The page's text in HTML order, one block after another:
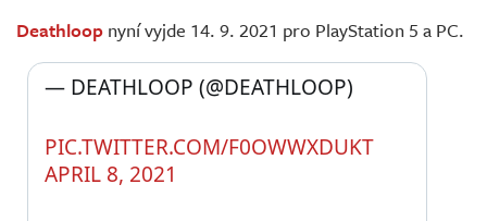
Deathloop nyní vyjde 14. 9. 2021 pro PlayStation 5 a PC.
PIC.TWITTER.COM/F0OWWXDUKT
— DEATHLOOP (@DEATHLOOP)
APRIL 8, 2021